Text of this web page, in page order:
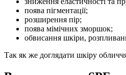
поява пігментації;
розширення пір;
поява мімічних зморшок;
обвисання шкіри,
Так як же доглядати шкіру